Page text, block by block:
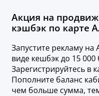
Акция на
кэшбэк по карте
Запустите рекламу
виде кешбэк до 15
Зарегистрируйтесь в
Пополните баланс
чем больше сумма,